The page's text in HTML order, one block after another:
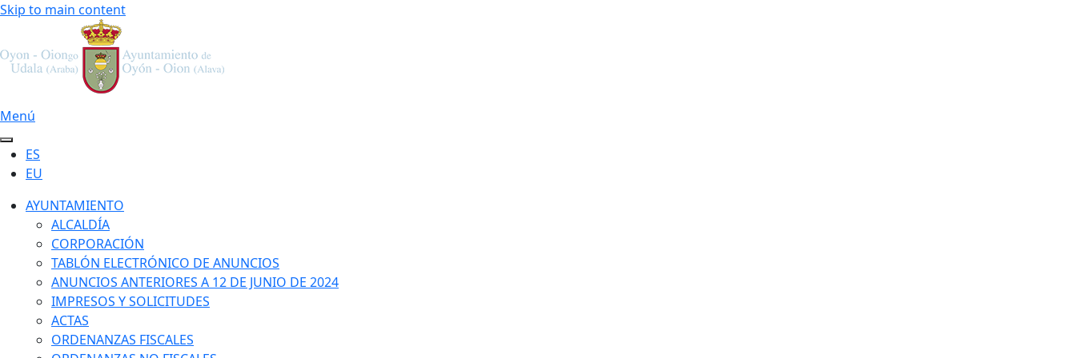
Skip to main content
Menú
ES
EU
AYUNTAMIENTO
ALCALDÍA
CORPORACIÓN
TABLÓN ELECTRÓNICO DE ANUNCIOS
ANUNCIOS ANTERIORES A 12 DE JUNIO DE 2024
IMPRESOS Y SOLICITUDES
ACTAS
ORDENANZAS FISCALES